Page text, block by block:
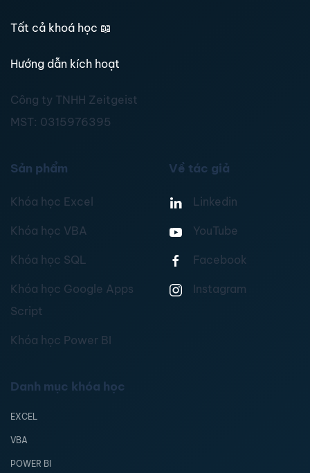
Tất cả khoá học 📖
Hướng dẫn kích hoạt
Công ty TNHH Zeitgeist
MST: 0315976395
Sản phẩm
Khóa học Excel
Khóa học VBA
Khóa học SQL
Khóa học Google Apps
Script
Khóa học Power BI
Về tác giả
Linkedin
YouTube
Facebook
Instagram
Danh mục khóa học
EXCEL
VBA
POWER BI